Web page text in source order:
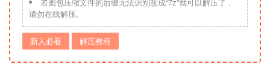
请勿在线解压。
新人必看 解压教程